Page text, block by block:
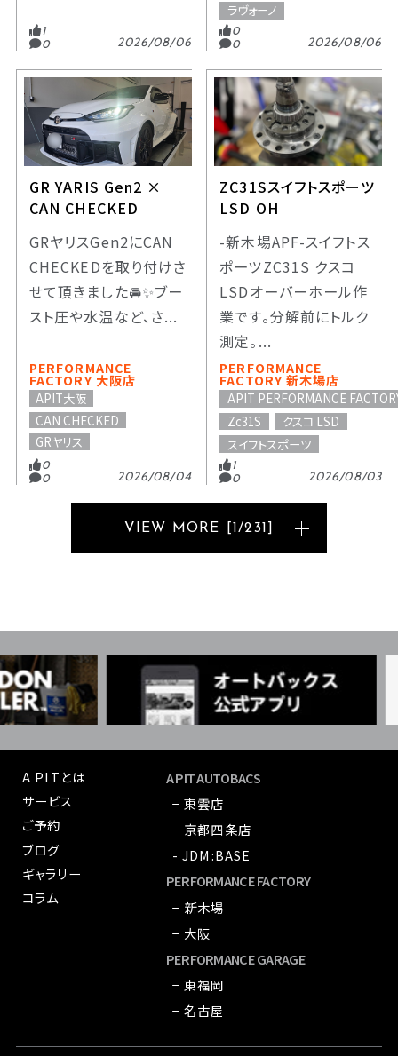
2026/08/06
1
0
2026/08/06
ラヴォーノ
0
0
2026/08/04
GR YARIS Gen2 ×
CAN CHECKED
GRヤリスGen2にCAN
CHECKEDを取り付けさ
せて頂きました🚘️✨️ブー
スト圧や水温など、さ...
PERFORMANCE
FACTORY 大阪店
APIT大阪
CAN CHECKED
GRヤリス
0
0
2026/08/03
ZC31Sスイフトスポーツ
LSD OH
-新木場APF-スイフトス
ポーツZC31S クスコ
LSDオーバーホール作
業です。分解前にトルク
測定。...
PERFORMANCE
FACTORY 新木場店
APIT PERFORMANCE
Zc31S
クスコ LSD
スイフトスポーツ
1
0
VIEW MORE [1/231
A PITとは
サービス
ご予約
ブログ
ギャラリー
コラム
A PIT AUTOBACS
− 東雲店
− 京都四条店
- JDM:BASE
PERFORMANCE FACTORY
− 新木場
− 大阪
PERFORMANCE GARAGE
− 東福岡
− 名古屋